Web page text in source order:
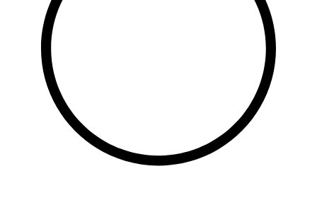
Балык бистәсе
104,9 FM
Баулы
107,5 FM
Биләр